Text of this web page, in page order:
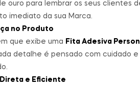
ouro para lembrar os seus clientes
imediato da sua Marca.
no Produto
que exibe uma Fita Adesiva
detalhe é pensado com cuidado
e Eficiente